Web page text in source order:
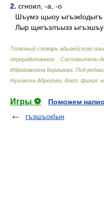
2. сгноил, -а, -о
Шъумэ щыоу ыгъэкIодыгъ
Лыр щигъэлъызэ
Толковый словарь адыгейского
переработанное.
Составители
Ибрагимовна Керашева. Под
Нуховича Абрегова, докт. филол.
Игры ⚽
Поможем
гъэшъокIын